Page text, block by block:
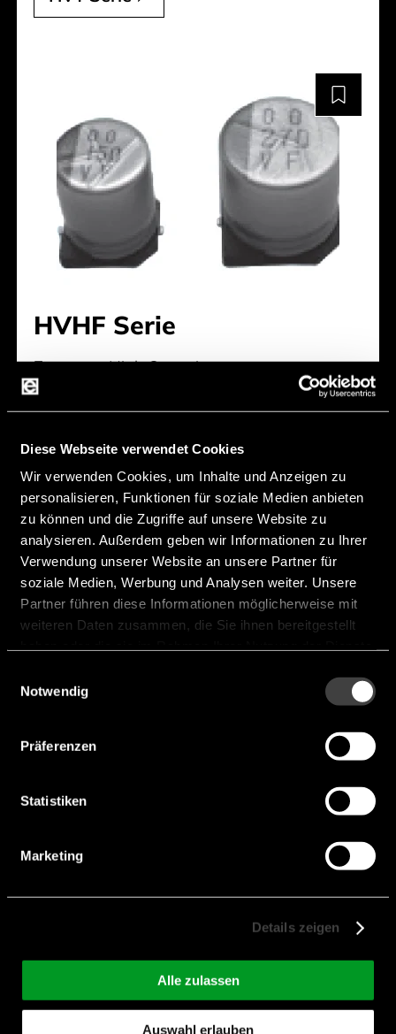
Diese Webseite verwendet Cookies
Wir verwenden Cookies, um Inhalte und Anzeigen zu
personalisieren, Funktionen für soziale Medien anbieten
zu können und die Zugriffe auf unsere Website zu
analysieren. Außerdem geben wir Informationen zu Ihrer
Verwendung unserer Website an unsere Partner für
soziale Medien, Werbung und Analysen weiter. Unsere
Partner führen diese Informationen möglicherweise mit
weiteren Daten zusammen, die Sie ihnen bereitgestellt
Notwendig
Präferenzen
Statistiken
Marketing
Details zeigen
Alle zulassen
Auswahl erlauben
HVHF Serie
Features:High Capacitance
Voltage:
Temperature:-55 °C - 105 °C
Hersteller: Suncon
HVHF Serie
25 V - 100 V